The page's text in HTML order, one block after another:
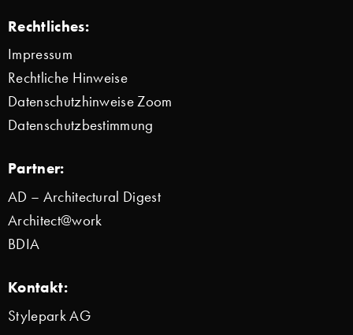
Rechtliches:
Impressum
Rechtliche Hinweise
Datenschutzhinweise Zoom
Datenschutzbestimmung
Partner:
AD – Architectural Digest
Architect@work
BDIA
Kontakt:
Stylepark AG